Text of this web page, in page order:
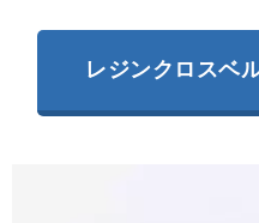
レジンクロスベ